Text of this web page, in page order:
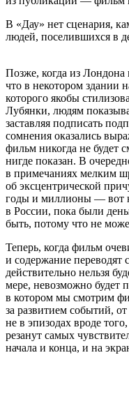
В «Дау» нет сценария,
людей, поселившихся в
Позже, когда из Лондона
что в некотором здании
которого якобы
Лубянки, людям
заставляя подписать
сомнения оказались
фильм никогда не будет
нигде показан. В
в примечаниях мелким
об эксцентрической
годы и миллионы — вот
в России, пока были
быть, потому что не
Теперь, когда фильм
и содержание переводят
действительно нельзя
мере, невозможно будет
в котором мы смотрим
за развитием событий,
не в эпизодах вроде
резанут самых
начала и конца, и на